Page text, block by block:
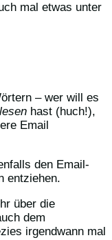
mal etwas unter
– wer will es
hast (huch!),
Email
den Email-
entziehen.
über die
dem
irgendwann mal